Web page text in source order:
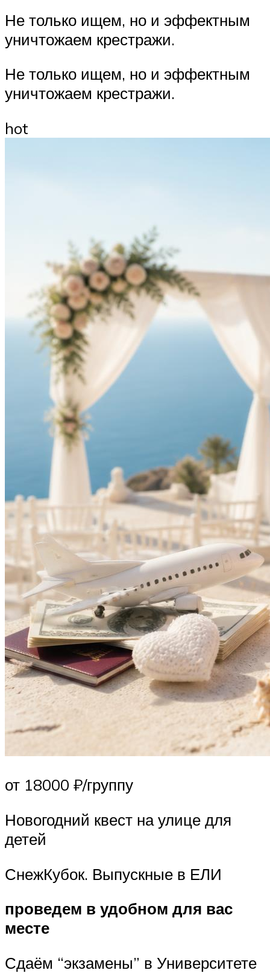
Не только ищем, но и эффектным
уничтожаем крестражи.
Не только ищем, но и эффектным
уничтожаем крестражи.
hot
от 18000 ₽/группу
Новогодний квест на улице для
детей
СнежКубок. Выпускные в ЕЛИ
проведем в удобном для вас
месте
Сдаём “экзамены” в Университете